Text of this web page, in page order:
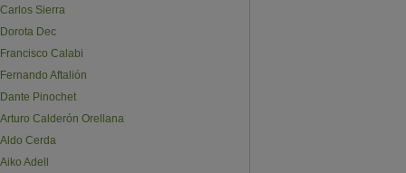
Carlos Sierra
Dorota Dec
Francisco Calabi
Fernando Aftalión
Dante Pinochet
Arturo Calderón Orellana
Aldo Cerda
Aiko Adell